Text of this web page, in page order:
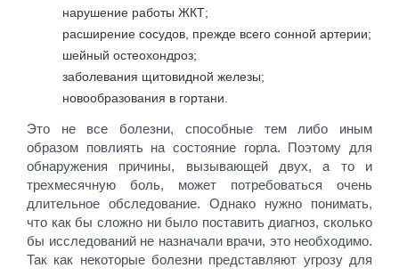
нарушение работы ЖКТ;
расширение сосудов, прежде всего сонной артерии;
шейный остеохондроз;
заболевания щитовидной железы;
новообразования в гортани.
Это не все болезни, способные тем либо иным
образом повлиять на состояние горла. Поэтому для
обнаружения причины, вызывающей двух, а то и
трехмесячную боль, может потребоваться очень
длительное обследование. Однако нужно понимать,
что как бы сложно ни было поставить диагноз, сколько
бы исследований не назначали врачи, это необходимо.
Так как некоторые болезни представляют угрозу для